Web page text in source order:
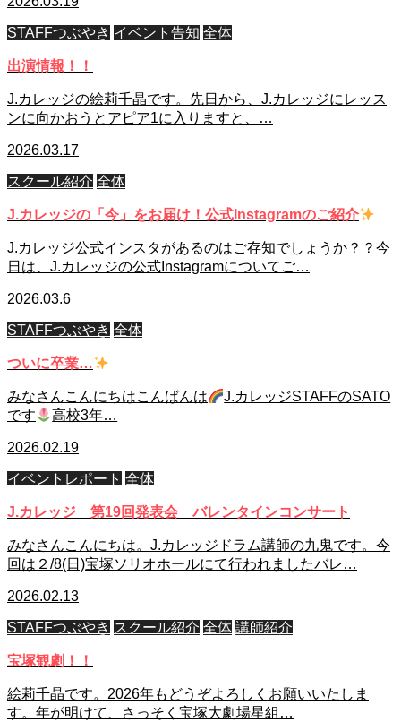
STAFFつぶやき イベント告知 全体
出演情報！！
J.カレッジの絵莉千晶です。先日から、J.カレッジにレッス
ンに向かおうとアピア1に入りますと、…
2026.03.17
スクール紹介 全体
J.カレッジの「今」をお届け！公式Instagramのご紹介
J.カレッジ公式インスタがあるのはご存知でしょうか？？今
日は、J.カレッジの公式Instagramについてご…
2026.03.6
STAFFつぶやき 全体
ついに卒業…
みなさんこんにちはこんばんは
J.カレッジSTAFFのSATO
です
高校3年…
2026.02.19
イベントレポート 全体
J.カレッジ 第19回発表会 バレンタインコンサート
みなさんこんにちは。J.カレッジドラム講師の九鬼です。今
回は２/8(日)宝塚ソリオホールにて行われましたバレ…
2026.02.13
STAFFつぶやき スクール紹介 全体 講師紹介
宝塚観劇！！
絵莉千晶です。2026年もどうぞよろしくお願いいたしま
す。年が明けて、さっそく宝塚大劇場星組…